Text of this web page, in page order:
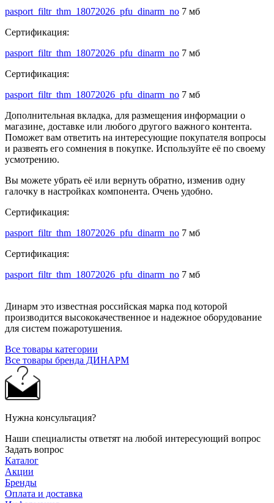
pasport_filtr_thm_18072026_pfu_dinarm_no 7 мб
Сертификация:
pasport_filtr_thm_18072026_pfu_dinarm_no 7 мб
Сертификация:
pasport_filtr_thm_18072026_pfu_dinarm_no 7 мб
Дополнительная вкладка, для размещения информации о
магазине, доставке или любого другого важного контента.
Поможет вам ответить на интересующие покупателя вопросы
и развеять его сомнения в покупке. Используйте её по своему
усмотрению.
Вы можете убрать её или вернуть обратно, изменив одну
галочку в настройках компонента. Очень удобно.
Сертификация:
pasport_filtr_thm_18072026_pfu_dinarm_no 7 мб
Сертификация:
pasport_filtr_thm_18072026_pfu_dinarm_no 7 мб
Динарм это известная российская марка под которой
производится высококачественное и надежное оборудование
для систем пожаротушения.
Все товары категории
Все товары бренда ДИНАРМ
Нужна консультация?
Наши специалисты ответят на любой интересующий вопрос
Задать вопрос
Каталог
Акции
Бренды
Оплата и доставка